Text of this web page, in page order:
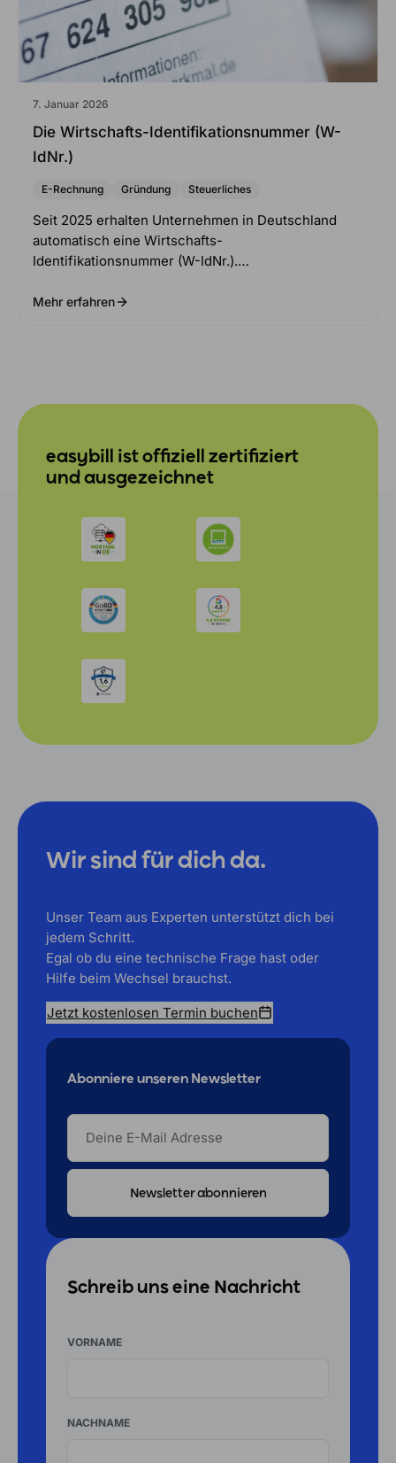
7. Januar 2026
Die Wirtschafts-Identifikationsnummer (W-
IdNr.)
E-Rechnung Gründung Steuerliches
Seit 2025 erhalten Unternehmen in Deutschland
automatisch eine Wirtschafts-
Identifikationsnummer (W-IdNr.).…
Mehr erfahren
easybill ist offiziell zertifiziert
und ausgezeichnet
Wir sind für dich da.
Unser Team aus Experten unterstützt dich bei
jedem Schritt.
Egal ob du eine technische Frage hast oder
Hilfe beim Wechsel brauchst.
Jetzt kostenlosen Termin buchen
Abonniere unseren Newsletter
DEINE
MAIL
ADRESSE
Schreib uns eine Nachricht
VORNAME
NACHNAME